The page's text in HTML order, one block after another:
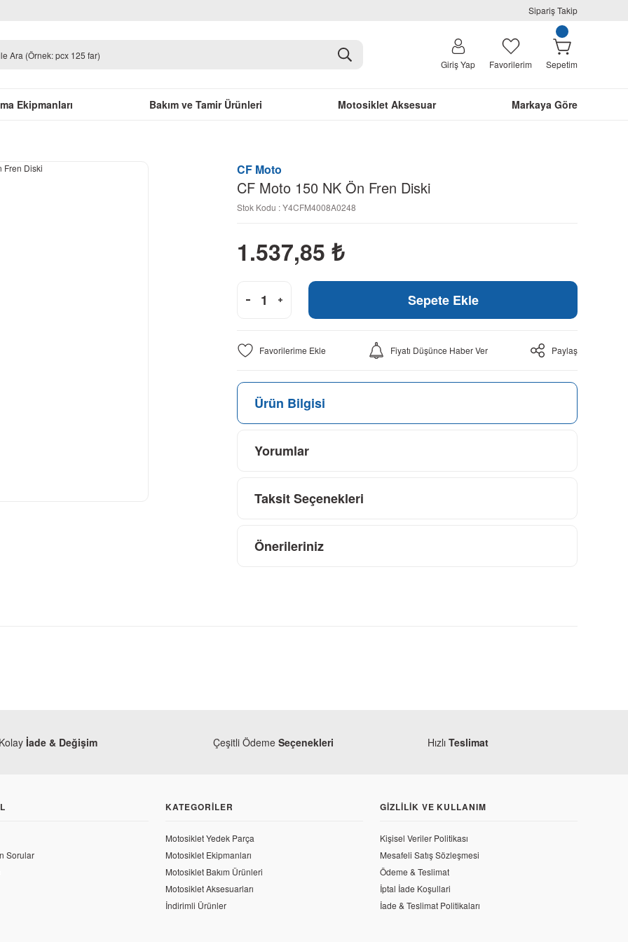
Sipariş Takip
Giriş Yap Favorilerim Sepetim
Ekipmanları Bakım ve Tamir Ürünleri Motosiklet Aksesuar Markaya Göre
CF Moto
CF Moto 150 NK Ön Fren Diski
Stok Kodu : Y4CFM4008A0248
1.537,85 ₺
Sepete Ekle
Fiyatı Düşünce Haber Ver Paylaş
Ürün Bilgisi
Yorumlar
Taksit Seçenekleri
Önerileriniz
Kolay İade & Değişim Çeşitli Ödeme Seçenekleri Hızlı Teslimat
Sorular
KATEGORILER
Motosiklet Yedek Parça
Motosiklet Ekipmanları
Motosiklet Bakım Ürünleri
Motosiklet Aksesuarları
İndirimli Ürünler
GIZLILIK VE KULLANIM
Kişisel Veriler Politikası
Mesafeli Satış Sözleşmesi
Ödeme & Teslimat
İptal İade Koşullari
İade & Teslimat Politikaları